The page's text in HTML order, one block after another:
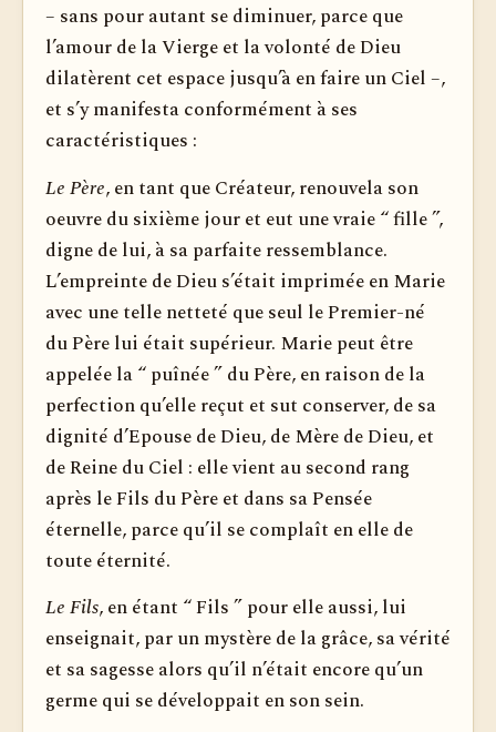
– sans pour autant se diminuer, parce que
l’amour de la Vierge et la volonté de Dieu
dilatèrent cet espace jusqu’à en faire un Ciel –,
et s’y manifesta conformément à ses
caractéristiques :
Le Père, en tant que Créateur, renouvela son
oeuvre du sixième jour et eut une vraie “ fille ”,
digne de lui, à sa parfaite ressemblance.
L’empreinte de Dieu s’était imprimée en Marie
avec une telle netteté que seul le Premier-né
du Père lui était supérieur. Marie peut être
appelée la “ puînée ” du Père, en raison de la
perfection qu’elle reçut et sut conserver, de sa
dignité d’Epouse de Dieu, de Mère de Dieu, et
de Reine du Ciel : elle vient au second rang
après le Fils du Père et dans sa Pensée
éternelle, parce qu’il se complaît en elle de
toute éternité.
Le Fils, en étant “ Fils ” pour elle aussi, lui
enseignait, par un mystère de la grâce, sa vérité
et sa sagesse alors qu’il n’était encore qu’un
germe qui se développait en son sein.